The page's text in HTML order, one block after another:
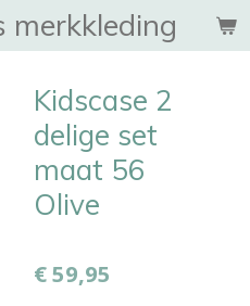
merkkleding
Kidscase 2
delige set
maat 56
Olive
€ 59,95